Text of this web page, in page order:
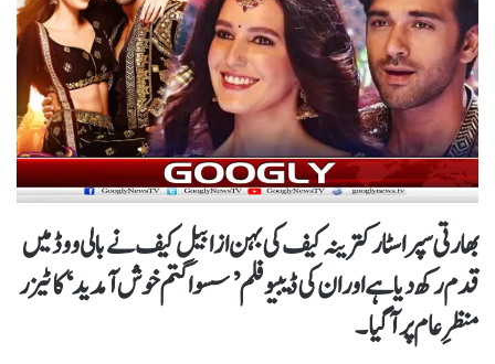
بھارتی سپر اسٹار کترینہ کیف کی بہن ازابیل کیف نے بالی ووڈ میں
قدم رکھ دیا ہے اور ان کی ڈیبیو فلم ’سسواگتم خوش آمدید‘ کا ٹیزر
منظرِ عام پر آ گیا ۔